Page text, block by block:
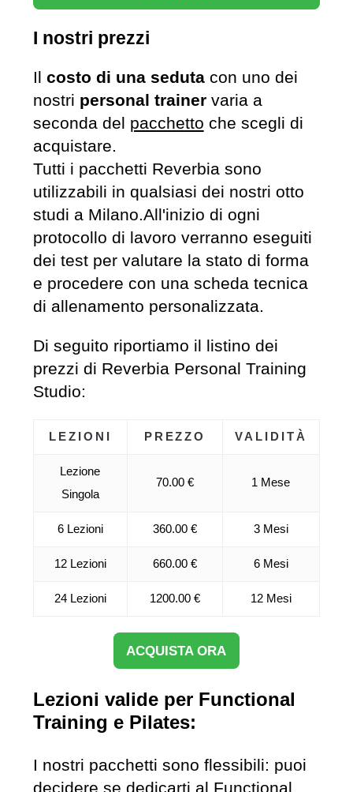
I nostri prezzi
Il costo di una sedutacon uno dei
nostri personal trainervaria a
seconda del pacchetto che scegli di
acquistare.
Tutti i pacchetti Reverbia sono
utilizzabili in qualsiasi dei nostri otto
studi a Milano.All'inizio di ogni
protocollo di lavoro verranno eseguiti
dei test per valutare la stato di forma
e procedere con una scheda tecnica
di allenamento personalizzata.
Di seguito riportiamo il listino dei
prezzi di Reverbia Personal Training
Studio:
LEZIONI PREZZO VALIDITÀ
Lezione
Singola
70.00 € 1 Mese
6 Lezioni 360.00 € 3 Mesi
12 Lezioni 660.00 € 6 Mesi
24 Lezioni 1200.00 € 12 Mesi
ACQUISTA ORA
Lezioni valide per Functional
Training e Pilates:
I nostri pacchetti sono flessibili: puoi
decidere se dedicarti al Functional